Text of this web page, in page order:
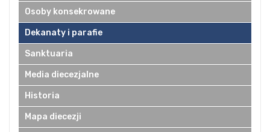
Osoby konsekrowane
Dekanaty i parafie
Sanktuaria
Media diecezjalne
Historia
Mapa diecezji